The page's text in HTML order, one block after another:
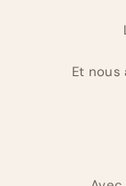
Et nous